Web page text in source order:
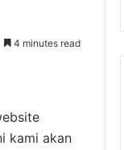
4 minutes read
kami akan